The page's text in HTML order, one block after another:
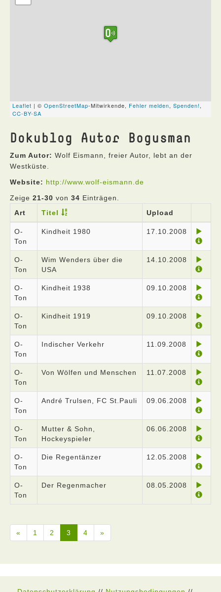
Dokublog Autor Bogusman
Zum Autor: Wolf Eismann, freier Autor, lebt an der
Westküste.
Website: http://www.wolf-eismann.de
Zeige 21-30 von 34 Einträgen.
Art
Titel Upload
O-
Ton
Kindheit 1980 17.10.2008
O-
Ton
Wim Wenders über die
USA
14.10.2008
O-
Ton
Kindheit 1938 09.10.2008
O-
Ton
Kindheit 1919 09.10.2008
O-
Ton
Indischer Verkehr 11.09.2008
O-
Ton
Von Wölfen und Menschen 11.07.2008
O-
Ton
André Trulsen, FC St.Pauli 09.06.2008
O-
Ton
Mutter & Sohn,
Hockeyspieler
06.06.2008
O-
Ton
Die Regentänzer 12.05.2008
O-
Ton
Der Regenmacher 08.05.2008
« 1 2 3 4 »